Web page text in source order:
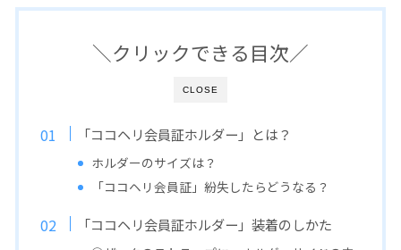
CLOSE
＼クリックできる目次／
「ココヘリ会員証ホルダー」とは？
ホルダーのサイズは？
「ココヘリ会員証」紛失したらどうなる？
「ココヘリ会員証ホルダー」装着のしかた